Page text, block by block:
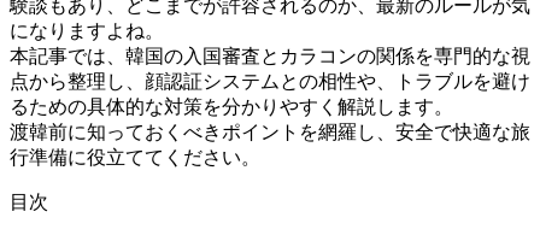
験談もあり、どこまでが許容されるのか、最新のルールが気
になりますよね。
本記事では、韓国の入国審査とカラコンの関係を専門的な視
点から整理し、顔認証システムとの相性や、トラブルを避け
るための具体的な対策を分かりやすく解説します。
渡韓前に知っておくべきポイントを網羅し、安全で快適な旅
行準備に役立ててください。
目次